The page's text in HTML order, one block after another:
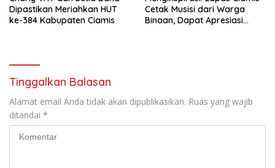
Dipastikan Meriahkan HUT
ke-384 Kabupaten Ciamis
Cetak Musisi dari Warga
Binaan, Dapat Apresiasi
Tinggalkan Balasan
Alamat email Anda tidak akan dipublikasikan. Ruas yang wajib
ditandai *